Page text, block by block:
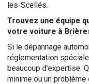
les-Scellés.
Trouvez une équipe
votre voiture à
Si le dépannage
réglementation
beaucoup d'expertise.
minime ou un